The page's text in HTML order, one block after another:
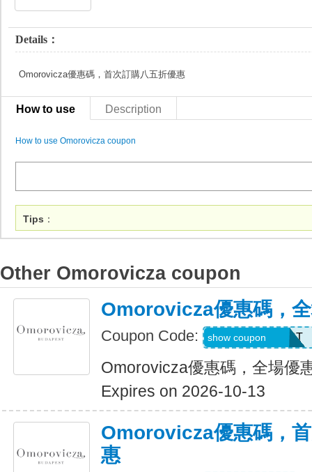
Details：
Omorovicza優惠碼，首次訂購八五折優惠
How to use Description
How to use Omorovicza coupon
Tips ：
Other Omorovicza coupon
Omorovicza優惠碼，
Coupon Code: MYSKINTEREST
show coupon
Omorovicza優惠碼，全場優
Expires on 2026-10-13
Omorovicza優惠碼，
惠